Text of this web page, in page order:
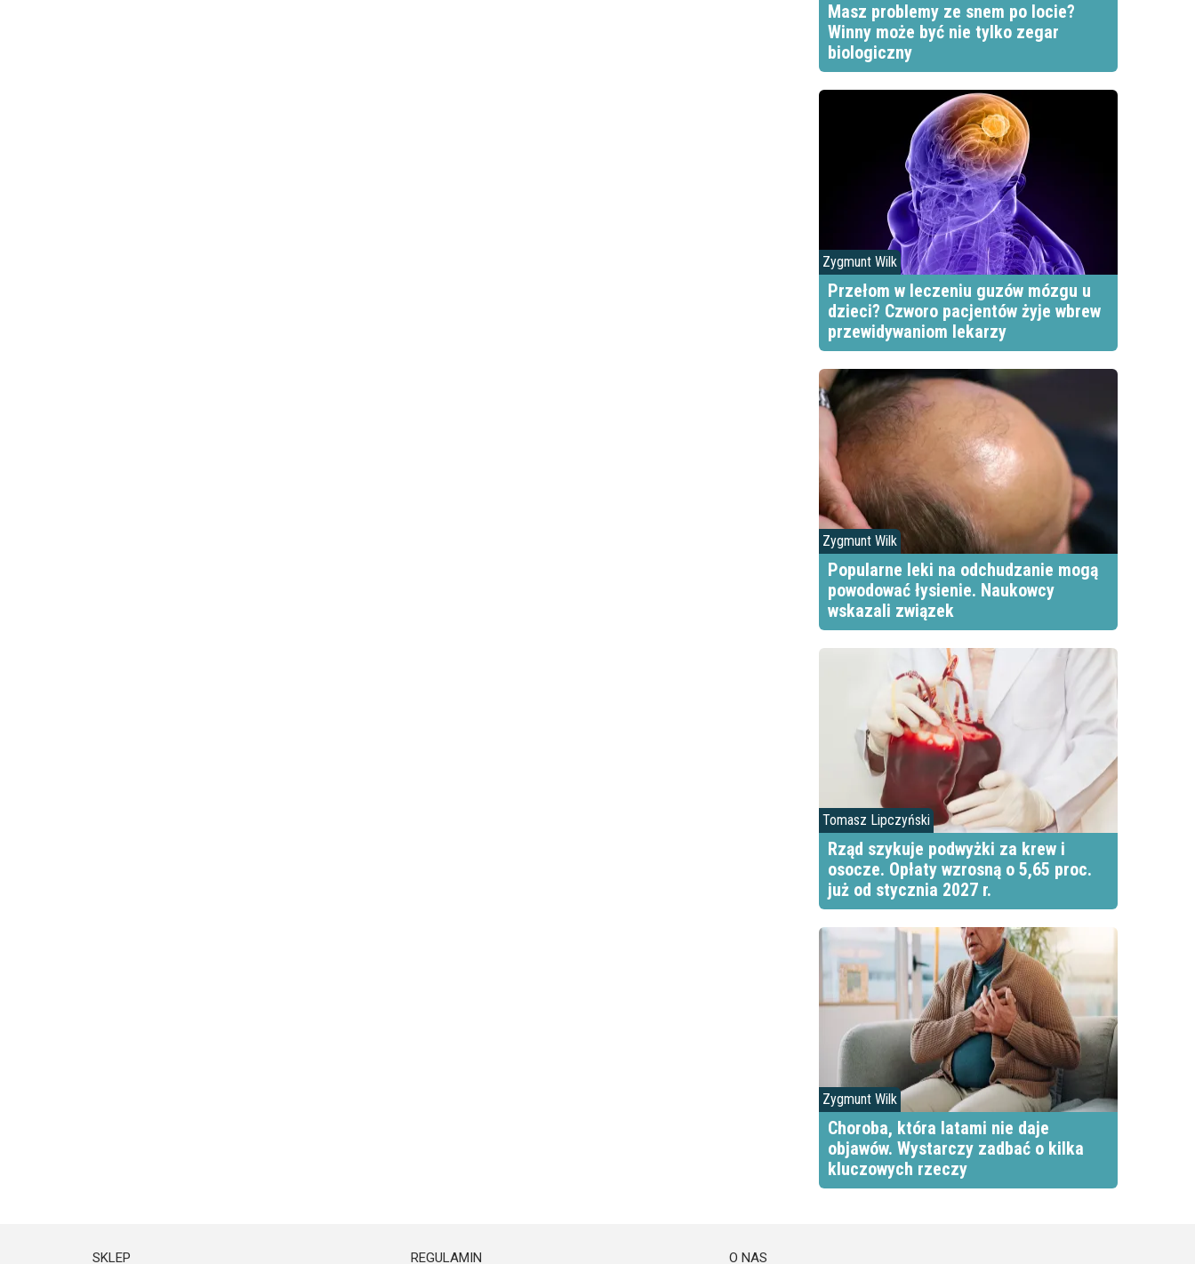
Masz problemy ze snem po locie?
Winny może być nie tylko zegar
biologiczny
Zygmunt Wilk
Przełom w leczeniu guzów mózgu u
dzieci? Czworo pacjentów żyje wbrew
przewidywaniom lekarzy
Zygmunt Wilk
Popularne leki na odchudzanie mogą
powodować łysienie. Naukowcy
wskazali związek
Tomasz Lipczyński
Rząd szykuje podwyżki za krew i
osocze. Opłaty wzrosną o 5,65 proc.
już od stycznia 2027 r.
Zygmunt Wilk
Choroba, która latami nie daje
objawów. Wystarczy zadbać o kilka
kluczowych rzeczy
SKLEP REGULAMIN O NAS